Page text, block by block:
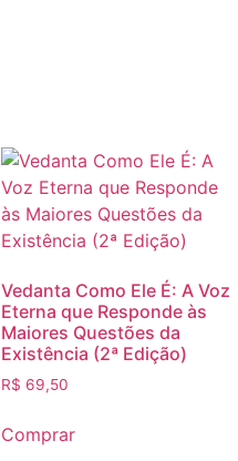
Vedanta Como Ele É: A Voz
Eterna que Responde às
Maiores Questões da
Existência (2ª Edição)
R$ 69,50
Comprar